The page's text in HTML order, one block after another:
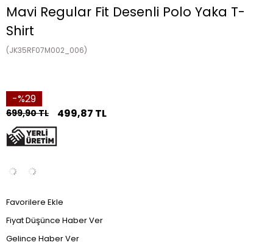
Mavi Regular Fit Desenli Polo Yaka T-
Shirt
(JK35RF07M002_006)
29
699,90 TL 499,87 TL
Favorilere Ekle
Fiyat Düşünce Haber Ver
Gelince Haber Ver